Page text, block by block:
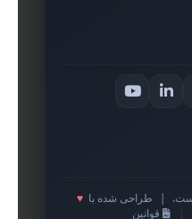
طراحی شده با ♥
قوانین